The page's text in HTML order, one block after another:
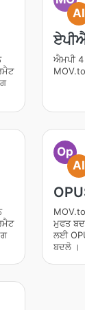
AI
ਐਮਪੀ
Op
AI
ਮੁਫਤ
ਲਈ
ਬਦਲੋ ।